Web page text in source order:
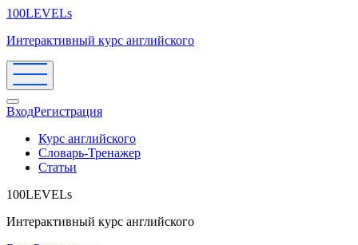
100LEVELs
Интерактивный курс английского
ВходРегистрация
Курс английского
Словарь-Тренажер
Статьи
100LEVELs
Интерактивный курс английского